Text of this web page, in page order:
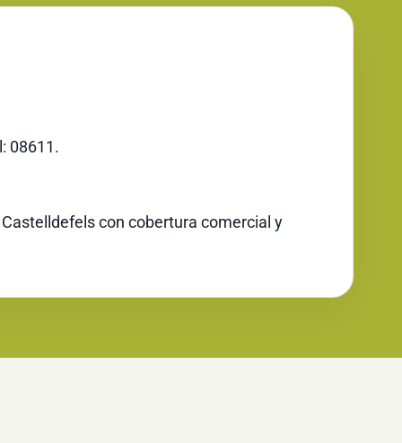
08611.
con cobertura comercial y